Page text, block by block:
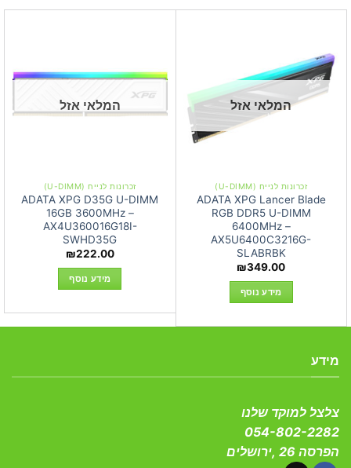
המלאי אזל
זכרונות לנייח (U-DIMM)
ADATA XPG Lancer Blade
RGB DDR5 U-DIMM
6400MHz –
AX5U6400C3216G-
SLABRBK
₪349.00
מידע נוסף
המלאי אזל
זכרונות לנייח (U-DIMM)
ADATA XPG D35G U-DIMM
16GB 3600MHz –
AX4U360016G18I-
SWHD35G
₪222.00
מידע נוסף
מידע
צלצל למוקד שלנו
054-802-2282
הפרסה 26 ,ירושלים